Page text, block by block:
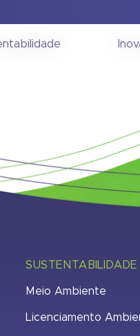
SUSTENTABILIDADE
Meio Ambiente
Licenciamento